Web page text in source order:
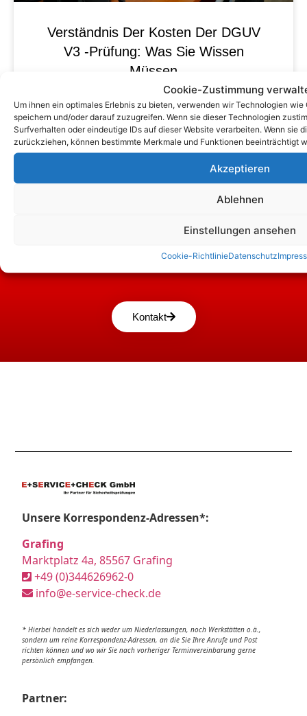
Cookie-Zustimmung
Um ihnen ein optimales Erlebnis zu bieten, verwenden wir Technologien
speichern und/oder darauf zuzugreifen. Wenn sie dieser Technologien
Surfverhalten oder eindeutige IDs auf dieser Website verarbeiten. Wenn sie
zurückziehen, können bestimmte Merkmale und Funktionen beeinträchtigt
Akzeptieren
Ablehnen
Einstellungen ansehen
Cookie-RichtlinieDatenschutz
Verständnis Der Kosten Der DGUV
V3 -Prüfung: Was Sie Wissen
Müssen
Kontakt
Unsere Korrespondenz-Adressen*:
Grafing
Marktplatz 4a, 85567 Grafing
+49 (0)344626962-0
info@e-service-check.de
* Hierbei handelt es sich weder um Niederlassungen, noch Werkstätten o.ä.,
sondern um reine Korrespondenz-Adressen, an die Sie Ihre Anrufe und Post
richten können und wo wir Sie nach vorheriger Terminvereinbarung gerne
persönlich empfangen.
Partner: